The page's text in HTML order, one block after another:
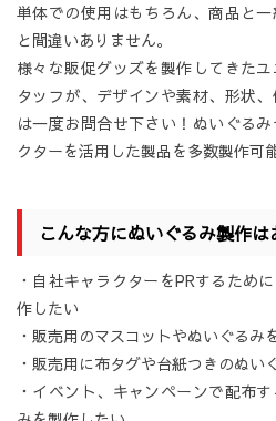
単体での使用はもちろん、商品と
と間違いありません。
様々な販促グッズを製作してきた
タッフが、デザインや素材、形状
は一度お問合せ下さい！ぬいぐる
クターを活用した製品を多数製作可
こんな方にぬいぐるみ製作は
・自社キャラクターをPRするため
作したい
・販売用のマスコットやぬいぐるみ
・販売用に布タグや台紙つきのぬい
・イベント、キャンペーンで配布